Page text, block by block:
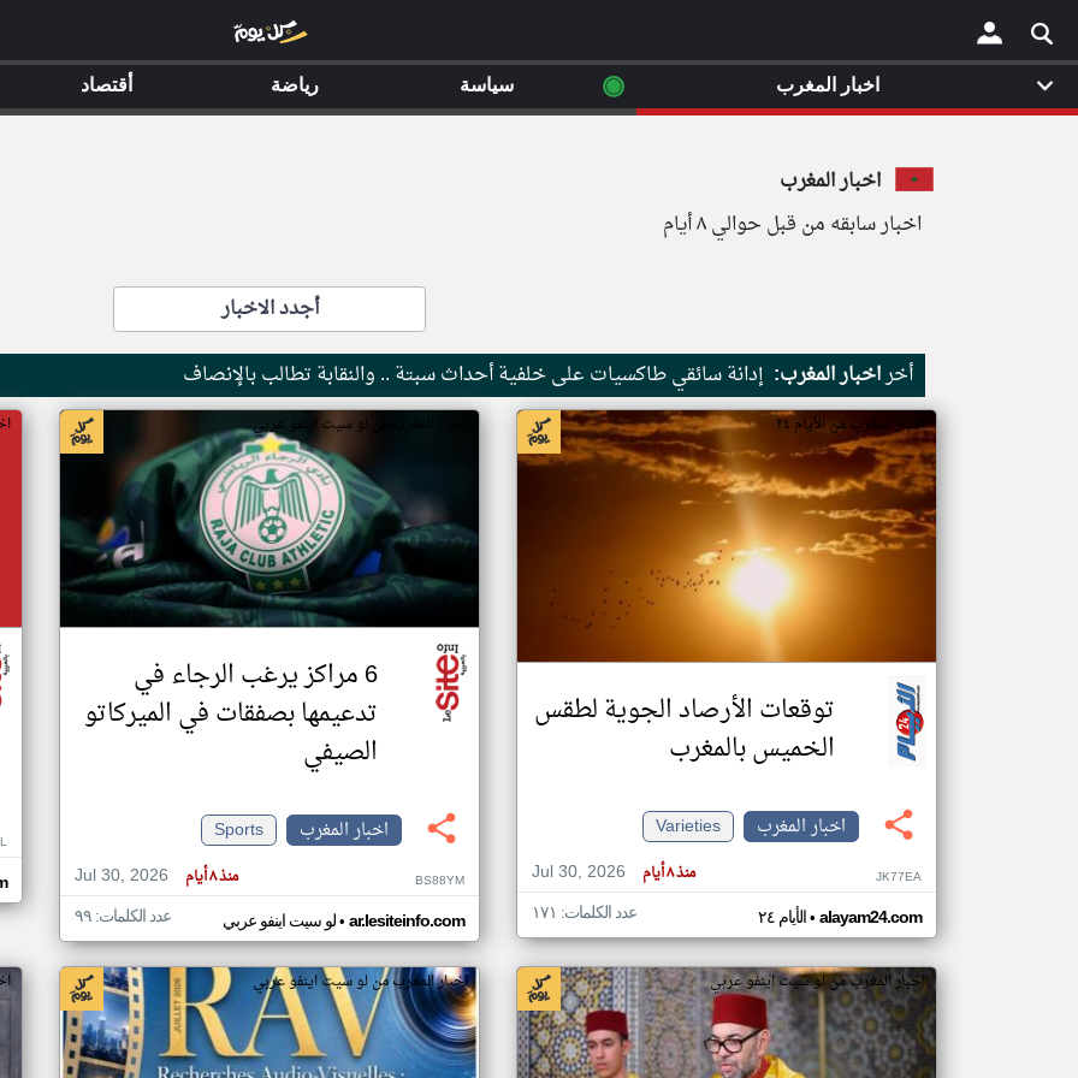
×
اخبار المغرب
اخبار سابقه من قبل حوالي ٨ أيام
أجدد الاخبار
أخراخبار المغرب: إدانة سائقي طاكسيات على خلفية أحداث سبتة .. والنقابة تطالب بالإنصاف
اخبار المغرب من الأيام ٢٤
توقعات الأرصاد الجوية لطقس
الخميس بالمغرب
اخبار المغرب
Varieties
Jul 30, 2026
منذ ٨ أيام JK77EA
الأيام ٢٤• alayam24.com عدد الكلمات: ١٧١
اخبار المغرب من لو سيت اينفو عربي
6 مراكز يرغب الرجاء في
تدعيمها بصفقات في الميركاتو
الصيفي
اخبار المغرب
Sports
Jul 30, 2026
منذ ٨ أيام BS88YM
لو سيت اينفو عربي• ar.lesiteinfo.com عدد الكلمات: ٩٩
اخبار المغرب من لو سيت اينفو عربي اخبار المغرب من لو سيت اينفو عربي
اخبار المغرب ◉ سياسة رياضة أقتصاد